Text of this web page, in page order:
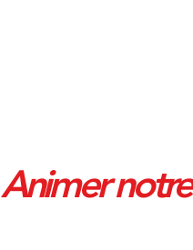
Animer